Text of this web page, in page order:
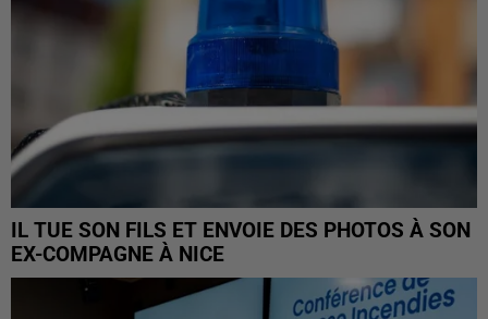
IL TUE SON FILS ET ENVOIE DES PHOTOS À SON
EX-COMPAGNE À NICE